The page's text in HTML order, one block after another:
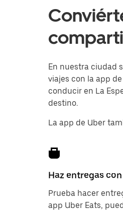
En nuestra ciudad
viajes con la app
conducir en La
destino.
La app de Uber
Haz entregas
Prueba hacer
app Uber Eats,